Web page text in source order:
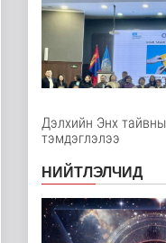
Нийгэм
11
12
Нийгэм
12
Дэлхийн Энх
тэмдэглэлээ
НИЙТЛЭЛЧИД